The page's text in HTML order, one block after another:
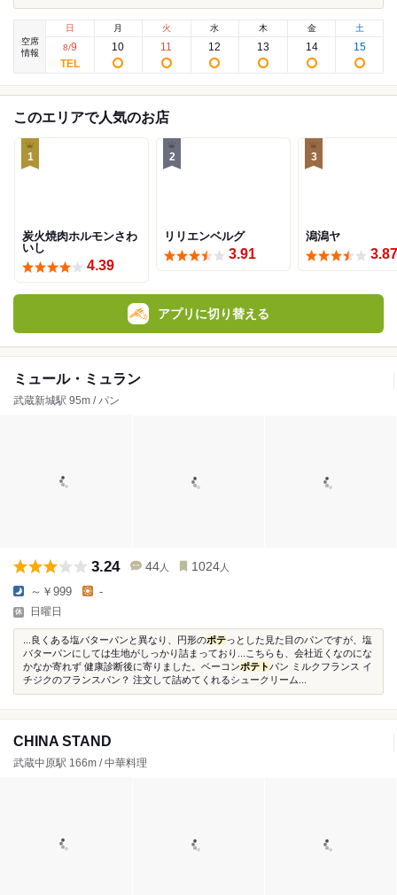
空席
情報
日
8/9
月
10
火
11
水
12
木
13
金
14
土
15
このエリアで人気のお店
1
炭火焼肉ホルモンさわ
いし
4.39
2
リリエンベルグ
3.91
3
潟潟ヤ
3.87
アプリに切り替える
ミュール・ミュラン
武蔵新城駅 95m / パン
3.24 44 人 1024 人
～￥999 -
日曜日
...良くある塩バターパンと異なり、円形のポテっとした見た目のパンですが、塩
バターパンにしては生地がしっかり詰まっており...こちらも、会社近くなのにな
かなか寄れず 健康診断後に寄りました。ベーコンポテト パン ミルクフランス イ
チジクのフランスパン？ 注文して詰めてくれるシュークリーム...
CHINA STAND
武蔵中原駅 166m / 中華料理